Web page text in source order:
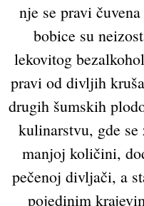
nje se pravi
bobice su
lekovitog
pravi od divljih
drugih šumskih
kulinarstvu, gde
manjoj količini,
pečenoj divljači, a
pojedinim